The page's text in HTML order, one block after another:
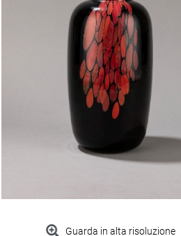
Guarda in alta risoluzione